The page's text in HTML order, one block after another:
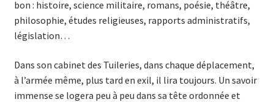
bon : histoire, science militaire, romans, poésie, théâtre,
philosophie, études religieuses, rapports administratifs,
législation…
Dans son cabinet des Tuileries, dans chaque déplacement,
à l’armée même, plus tard en exil, il lira toujours. Un savoir
immense se logera peu à peu dans sa tête ordonnée et